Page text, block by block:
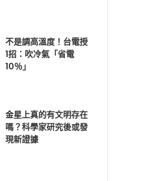
不是調高溫度！台電授
1招：吹冷氣「省電
10％」
金星上真的有文明存在
嗎？科學家研究後或發
現新證據